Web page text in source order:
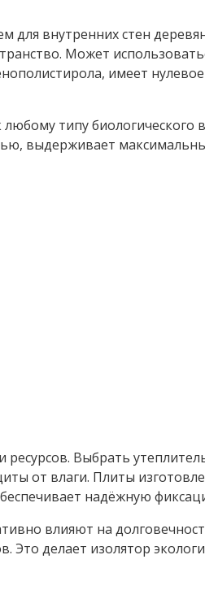
внутренних стен
Может
имеет
типу биологического
выдерживает
Выбрать
от влаги. Плиты
надёжную
влияют на
Это делает изолятор